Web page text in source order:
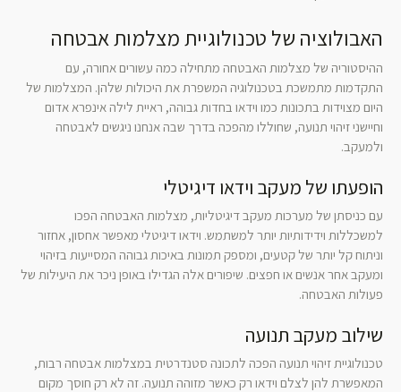
האבולוציה של טכנולוגיית מצלמות אבטחה
ההיסטוריה של מצלמות האבטחה מתחילה כמה עשורים אחורה, עם
התקדמות מתמשכת בטכנולוגיה המשפרת את היכולות שלהן. המצלמות של
היום מצוידות בתכונות כמו וידאו בחדות גבוהה, ראיית לילה אינפרא אדום
וחיישני זיהוי תנועה, שחוללו מהפכה בדרך שבה אנחנו ניגשים לאבטחה
ולמעקב.
הופעתו של מעקב וידאו דיגיטלי
עם כניסתן של מערכות מעקב דיגיטליות, מצלמות האבטחה הפכו
למשכללות וידידותיות יותר למשתמש. וידאו דיגיטלי מאפשר אחסון, אחזור
וניתוח קל יותר של קטעים, ומספק תמונות באיכות גבוהה המסייעות בזיהוי
ומעקב אחר אנשים או חפצים. שיפורים אלה הגדילו באופן ניכר את היעילות של
פעולות האבטחה.
שילוב מעקב תנועה
טכנולוגיית זיהוי תנועה הפכה לתכונה סטנדרטית במצלמות אבטחה רבות,
המאפשרת להן לצלם וידאו רק כאשר מזוהה תנועה. זה לא רק חוסך מקום